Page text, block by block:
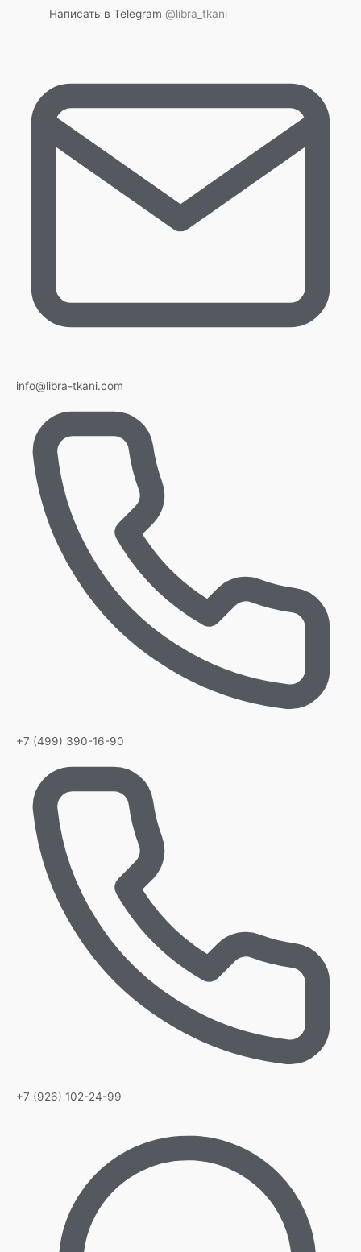
Написать в Telegram @libra_tkani
info@libra-tkani.com
+7 (499) 390-16-90
+7 (926) 102-24-99